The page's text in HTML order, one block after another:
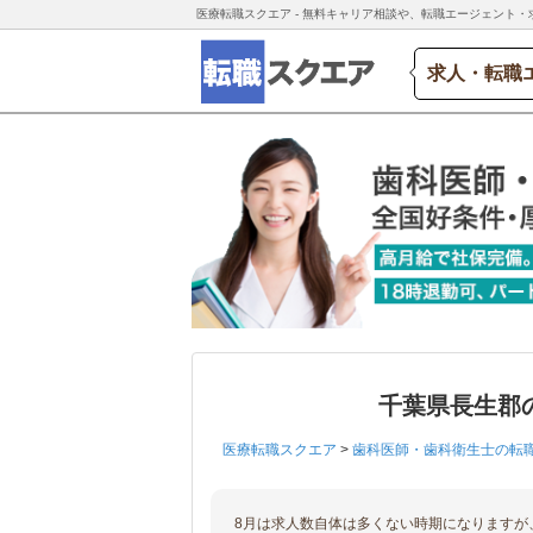
医療転職スクエア - 無料キャリア相談や、転職エージェント・
求人・転職
千葉県長生郡
医療転職スクエア > 歯科医師・歯科衛生士の転
8月は求人数自体は多くない時期になります